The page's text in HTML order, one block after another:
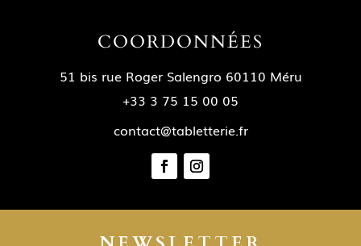
COORDONNÉES
51 bis rue Roger Salengro 60110 Méru
+33 3 75 15 00 05
contact@tabletterie.fr